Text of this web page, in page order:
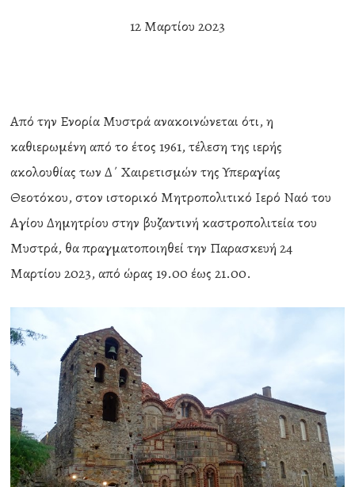
12 Μαρτίου 2023
Από την Ενορία Μυστρά ανακοινώνεται ότι, η
καθιερωμένη από το έτος 1961, τέλεση της ιερής
ακολουθίας των Δ΄ Χαιρετισμών της Υπεραγίας
Θεοτόκου, στον ιστορικό Μητροπολιτικό Ιερό Ναό του
Αγίου Δημητρίου στην βυζαντινή καστροπολιτεία του
Μυστρά, θα πραγματοποιηθεί την Παρασκευή 24
Μαρτίου 2023, από ώρας 19.00 έως 21.00.